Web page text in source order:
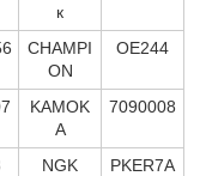
к
CHAMPI
ON
OE244
KAMOK
A
7090008
NGK
PKER7A